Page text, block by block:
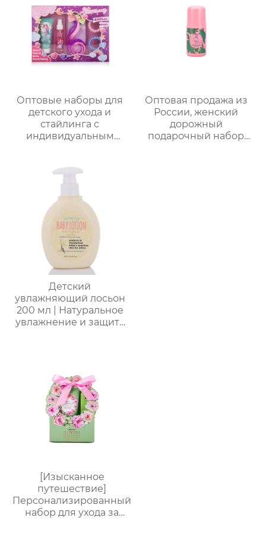
Разноцветные
варианты (лаванда/
роза/кокос-мята и др.)
| Подарочные наборы
для отелей и SPA
ароматом｜
Поддержка нанесения
лого, прямые
поставки с завода
Оптовые наборы для
детского ухода и
стайлинга с
индивидуальным
｜70 мл скраб с
молочно-медовым
ароматом + 60 мл
волшебный спрей +
радужные заколки-
накладки｜Купание
весело × артефакт
костюм для
вечеринки
Оптовая продажа из
России, женский
дорожный
подарочный набор
Детский
увлажняющий лосьон
200 мл | Натуральное
увлажнение и защита
свежесть на весь день
| Летний must-have
без липкости
[Изысканное
путешествие]
Персонализированный
набор для ухода за